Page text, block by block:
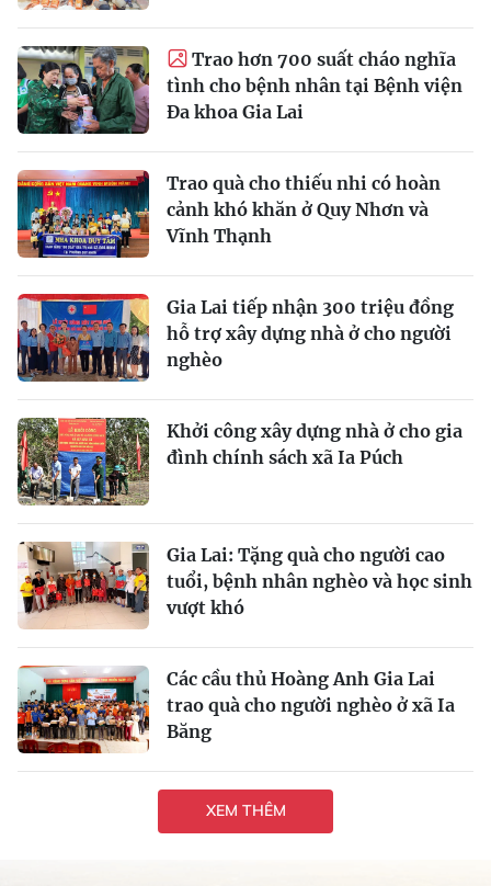
Trao hơn 700 suất cháo nghĩa
tình cho bệnh nhân tại Bệnh viện
Đa khoa Gia Lai
Trao quà cho thiếu nhi có hoàn
cảnh khó khăn ở Quy Nhơn và
Vĩnh Thạnh
Gia Lai tiếp nhận 300 triệu đồng
hỗ trợ xây dựng nhà ở cho người
nghèo
Khởi công xây dựng nhà ở cho gia
đình chính sách xã Ia Púch
Gia Lai: Tặng quà cho người cao
tuổi, bệnh nhân nghèo và học sinh
vượt khó
Các cầu thủ Hoàng Anh Gia Lai
trao quà cho người nghèo ở xã Ia
Băng
XEM THÊM